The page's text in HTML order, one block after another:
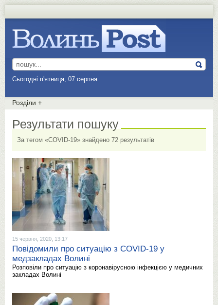
Сьогодні п'ятниця, 07 серпня
Розділи +
Результати пошуку
За тегом «COVID-19» знайдено 72 результатів
15 червня, 2020, 13:17
Повідомили про ситуацію з COVID-19 у
медзакладах Волині
Розповіли про ситуацію з коронавірусною інфекцією у медичних
закладах Волині